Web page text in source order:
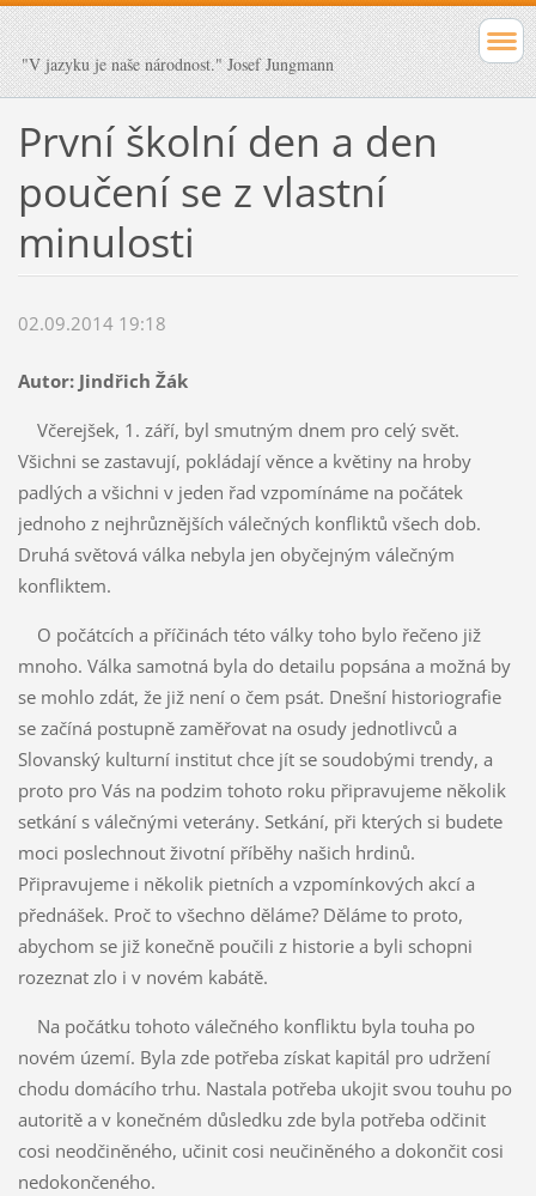
"V jazyku je naše národnost." Josef Jungmann
První školní den a den
poučení se z vlastní
minulosti
02.09.2014 19:18
Autor: Jindřich Žák
Včerejšek, 1. září, byl smutným dnem pro celý svět.
Všichni se zastavují, pokládají věnce a květiny na hroby
padlých a všichni v jeden řad vzpomínáme na počátek
jednoho z nejhrůznějších válečných konfliktů všech dob.
Druhá světová válka nebyla jen obyčejným válečným
konfliktem.
O počátcích a příčinách této války toho bylo řečeno již
mnoho. Válka samotná byla do detailu popsána a možná by
se mohlo zdát, že již není o čem psát. Dnešní historiografie
se začíná postupně zaměřovat na osudy jednotlivců a
Slovanský kulturní institut chce jít se soudobými trendy, a
proto pro Vás na podzim tohoto roku připravujeme několik
setkání s válečnými veterány. Setkání, při kterých si budete
moci poslechnout životní příběhy našich hrdinů.
Připravujeme i několik pietních a vzpomínkových akcí a
přednášek. Proč to všechno děláme? Děláme to proto,
abychom se již konečně poučili z historie a byli schopni
rozeznat zlo i v novém kabátě.
Na počátku tohoto válečného konfliktu byla touha po
novém území. Byla zde potřeba získat kapitál pro udržení
chodu domácího trhu. Nastala potřeba ukojit svou touhu po
autoritě a v konečném důsledku zde byla potřeba odčinit
cosi neodčiněného, učinit cosi neučiněného a dokončit cosi
nedokončeného.